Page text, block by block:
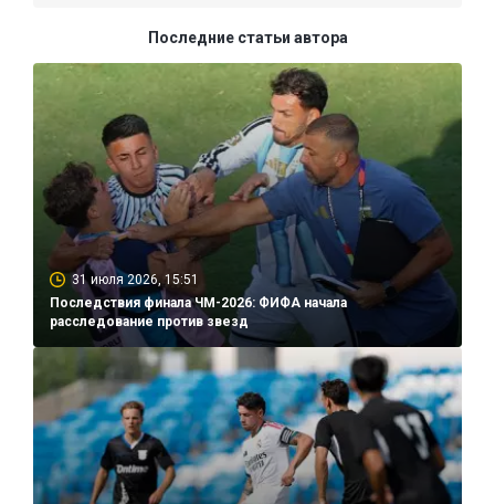
Последние статьи автора
31 июля 2026, 15:51
Последствия финала ЧМ-2026: ФИФА начала
расследование против звезд